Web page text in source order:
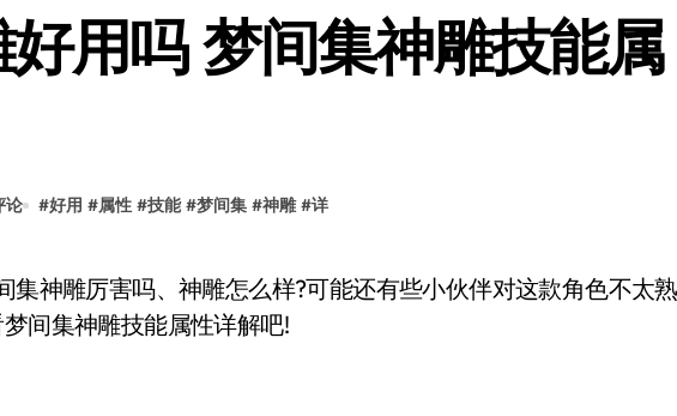
定制主题潮爆登场
用吗 梦间集神雕技能属
论 #好用 #属性 #技能 #梦间集 #神雕 #详
间集神雕技能属性详解吧!